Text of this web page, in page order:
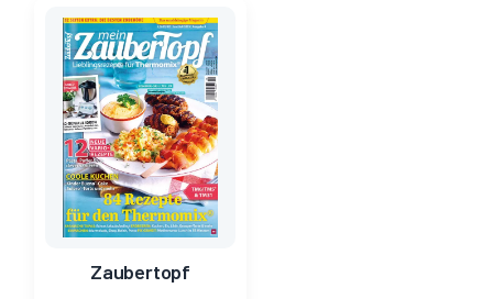
Zaubertopf
Preis
war:
6,90 €
Preis
ist:
0,58 €.